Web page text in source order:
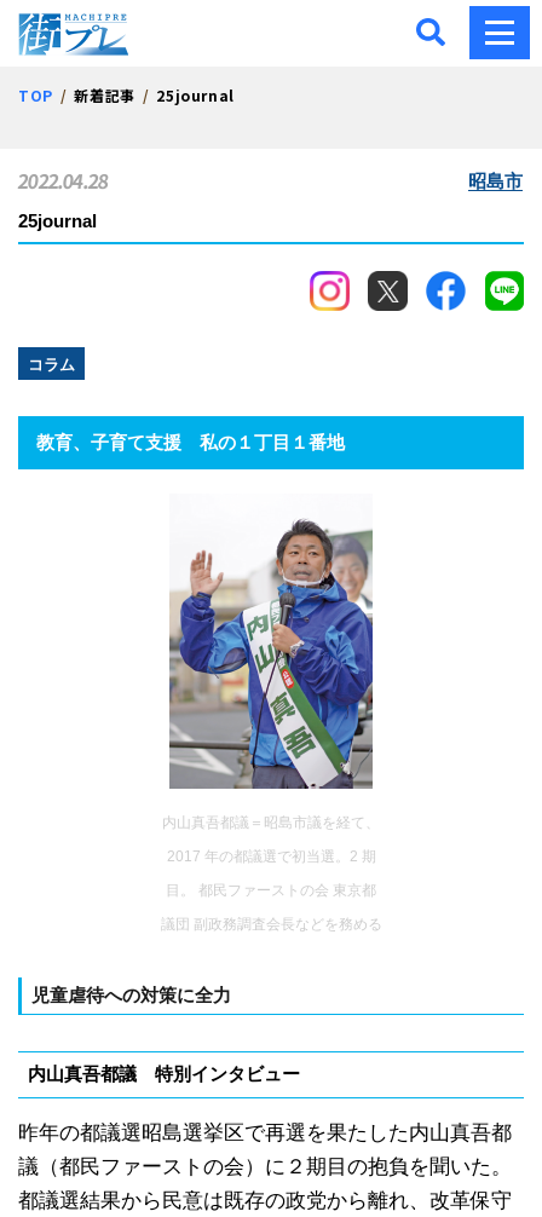
街プレ -東京・西多摩の
TOP 新着記事 25journal
25journal
コラム
2022.04.28 昭島市
教育、子育て支援 私の１丁目１番地
内山真吾都議＝昭島市議を経て、
2017 年の都議選で初当選。2 期
目。 都民ファーストの会 東京都
議団 副政務調査会長などを務める
児童虐待への対策に全力
内山真吾都議 特別インタビュー
昨年の都議選昭島選挙区で再選を果たした内山真吾都
議（都民ファーストの会）に２期目の抱負を聞いた。
都議選結果から民意は既存の政党から離れ、改革保守